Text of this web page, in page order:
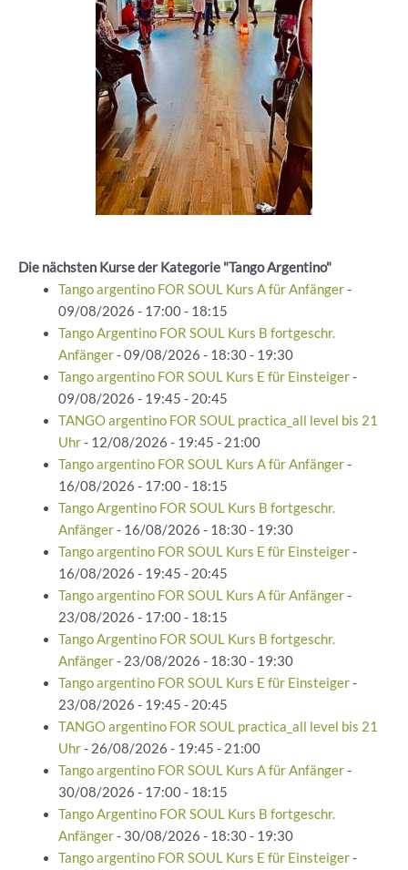
Die nächsten Kurse der Kategorie "Tango Argentino"
Tango argentino FOR SOUL Kurs A für Anfänger-
09/08/2026 - 17:00 - 18:15
Tango Argentino FOR SOUL Kurs B fortgeschr.
Anfänger- 09/08/2026 - 18:30 - 19:30
Tango argentino FOR SOUL Kurs E für Einsteiger-
09/08/2026 - 19:45 - 20:45
TANGO argentino FOR SOUL practica_all level bis 21
Uhr- 12/08/2026 - 19:45 - 21:00
Tango argentino FOR SOUL Kurs A für Anfänger-
16/08/2026 - 17:00 - 18:15
Tango Argentino FOR SOUL Kurs B fortgeschr.
Anfänger- 16/08/2026 - 18:30 - 19:30
Tango argentino FOR SOUL Kurs E für Einsteiger-
16/08/2026 - 19:45 - 20:45
Tango argentino FOR SOUL Kurs A für Anfänger-
23/08/2026 - 17:00 - 18:15
Tango Argentino FOR SOUL Kurs B fortgeschr.
Anfänger- 23/08/2026 - 18:30 - 19:30
Tango argentino FOR SOUL Kurs E für Einsteiger-
23/08/2026 - 19:45 - 20:45
TANGO argentino FOR SOUL practica_all level bis 21
Uhr- 26/08/2026 - 19:45 - 21:00
Tango argentino FOR SOUL Kurs A für Anfänger-
30/08/2026 - 17:00 - 18:15
Tango Argentino FOR SOUL Kurs B fortgeschr.
Anfänger- 30/08/2026 - 18:30 - 19:30
Tango argentino FOR SOUL Kurs E für Einsteiger-